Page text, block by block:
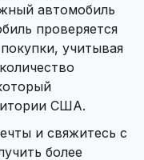
автомобиль
проверяется
учитывая
США.
и свяжитесь с
более